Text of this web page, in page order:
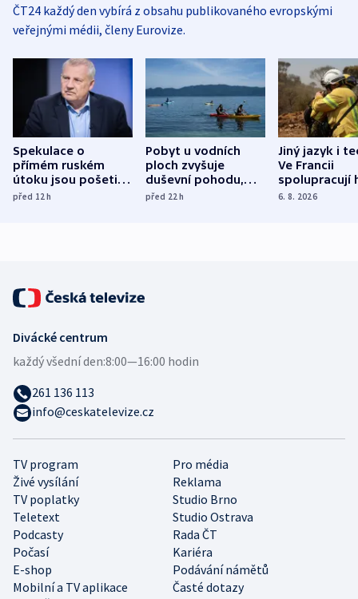
ČT24 každý den vybírá z obsahu publikovaného evropskými
veřejnými médii, členy Eurovize.
Spekulace o
přímém ruském
útoku jsou pošetilé,
míní estonský
před 12h
Pobyt u vodních
ploch zvyšuje
duševní pohodu,
ukázala
před 22h
Jiný jazyk i
Ve Francii
spolupracují
různých zemí
6. 8. 2026
TV program
Pro média
Živé vysílání
Reklama
TV poplatky
Studio Brno
Teletext
Studio Ostrava
Podcasty
Rada ČT
Počasí
Kariéra
E-shop
Podávání námětů
Mobilní a TV aplikace
Časté dotazy
Divácké centrum
každý všední den:8:00—16:00 hodin
261 136 113
info@ceskatelevize.cz